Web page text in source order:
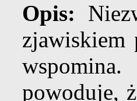
Opis:
zjawiskiem
powoduje,